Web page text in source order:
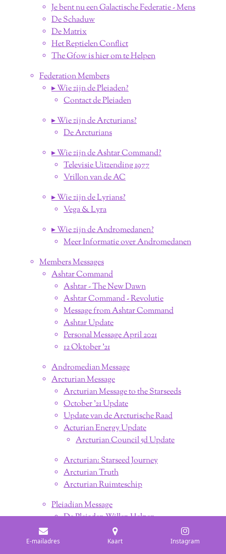
Je bent nu een Galactische Federatie - Mens
De Schaduw
De Matrix
Het Reptielen Conflict
The Gfow is hier om te Helpen
Federation Members
▸ Wie zijn de Pleiaden?
Contact de Pleiaden
▸ Wie zijn de Arcturians?
De Arcturians
▸ Wie zijn de Ashtar Command?
Televisie Uitzending 1977
Vrillon van de AC
▸ Wie zijn de Lyrians?
Vega & Lyra
▸ Wie zijn de Andromedanen?
Meer Informatie over Andromedanen
Members Messages
Ashtar Command
Ashtar - The New Dawn
Ashtar Command - Revolutie
Message from Ashtar Command
Ashtar Update
Personal Message April 2021
12 Oktober '21
Andromedian Message
Arcturian Message
Arcturian Message to the Starseeds
October '21 Update
Update van de Arcturische Raad
Acturian Energy Update
Arcturian Council 5d Update
Arcturian: Starseed Journey
Arcturian Truth
Arcturian Ruimteschip
Pleiadian Message
De Pleiaden Willen Helpen
Pleiadians - The Great Awakening
Pleiadian Message ; The Big Shift
E-mailadres Kaart Instagram